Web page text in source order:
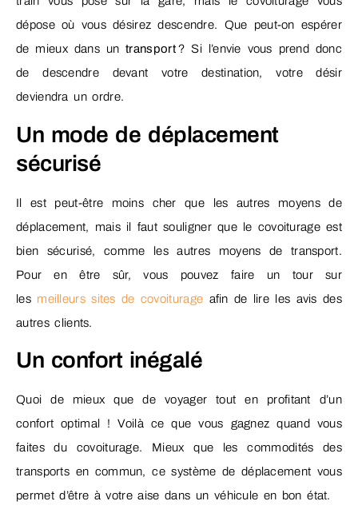
dépose où vous désirez descendre. Que peut-on espérer
de mieux dans untransport? Si l’envie vous prend donc
de descendre devant votre destination, votre désir
deviendra un ordre.
Un mode de déplacement
sécurisé
Il est peut-être moins cher que les autres moyens de
déplacement, mais il faut souligner que le covoiturage est
bien sécurisé, comme les autres moyens de transport.
Pour en être sûr, vous pouvez faire un tour sur
les meilleurs sites de covoiturage afin de lire les avis des
autres clients.
Un confort inégalé
Quoi de mieux que de voyager tout en profitant d’un
confort optimal ! Voilà ce que vous gagnez quand vous
faites du covoiturage. Mieux que les commodités des
transports en commun, ce système de déplacement vous
permet d’être à votre aise dans un véhicule en bon état.